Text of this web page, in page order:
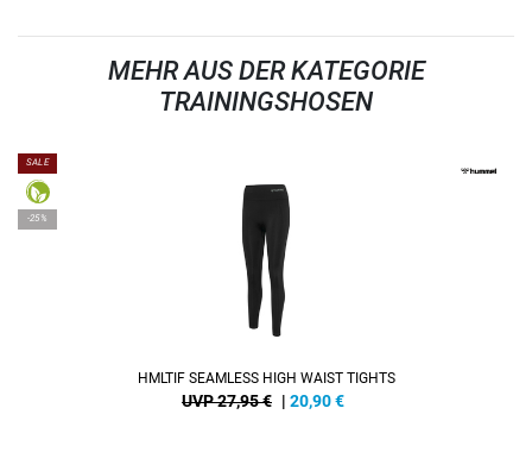
MEHR AUS DER KATEGORIE
TRAININGSHOSEN
SALE
-25%
HMLTIF SEAMLESS HIGH WAIST TIGHTS
UVP 27,95 € | 20,90€